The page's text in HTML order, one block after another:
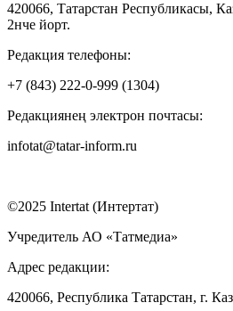
420066, Татарстан Республикасы,
2нче йорт.
Редакция телефоны:
+7 (843) 222-0-999 (1304)
Редакциянең электрон почтасы:
infotat@tatar-inform.ru
©2025 Intertat (Интертат)
Учредитель АО «Татмедиа»
Адрес редакции:
420066, Республика Татарстан, г.